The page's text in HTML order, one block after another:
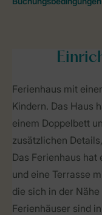
Ferienhaus mit
Kindern. Das Haus
einem Doppelbett
zusätzlichen
Das Ferienhaus hat
und eine Terrasse
die sich in der
Ferienhäuser sind